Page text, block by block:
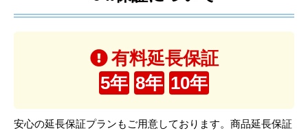
有料延長保証
5年 8年 10年
安心の延長保証プランもご用意しております。商品延長保証